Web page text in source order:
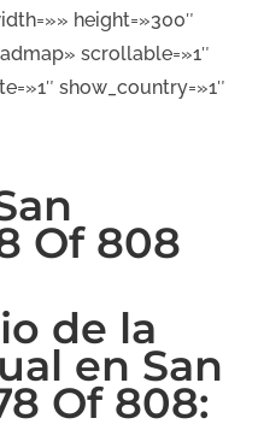
height=»300″
scrollable=»1″
show_country=»1″
Of 808
de la
en San
Of 808: